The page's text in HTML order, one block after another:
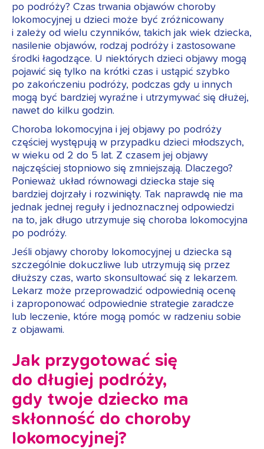
po podróży? Czas trwania objawów choroby
lokomocyjnej u dzieci może być zróżnicowany
i zależy od wielu czynników, takich jak wiek dziecka,
nasilenie objawów, rodzaj podróży i zastosowane
środki łagodzące. U niektórych dzieci objawy mogą
pojawić się tylko na krótki czas i ustąpić szybko
po zakończeniu podróży, podczas gdy u innych
mogą być bardziej wyraźne i utrzymywać się dłużej,
nawet do kilku godzin.
Choroba lokomocyjna i jej objawy po podróży
częściej występują w przypadku dzieci młodszych,
w wieku od 2 do 5 lat. Z czasem jej objawy
najczęściej stopniowo się zmniejszają. Dlaczego?
Ponieważ układ równowagi dziecka staje się
bardziej dojrzały i rozwinięty. Tak naprawdę nie ma
jednak jednej reguły i jednoznacznej odpowiedzi
na to, jak długo utrzymuje się choroba lokomocyjna
po podróży.
Jeśli objawy choroby lokomocyjnej u dziecka są
szczególnie dokuczliwe lub utrzymują się przez
dłuższy czas, warto skonsultować się z lekarzem.
Lekarz może przeprowadzić odpowiednią ocenę
i zaproponować odpowiednie strategie zaradcze
lub leczenie, które mogą pomóc w radzeniu sobie
z objawami.
Jak przygotować się
do długiej podróży,
gdy twoje dziecko ma
skłonność do choroby
lokomocyjnej?